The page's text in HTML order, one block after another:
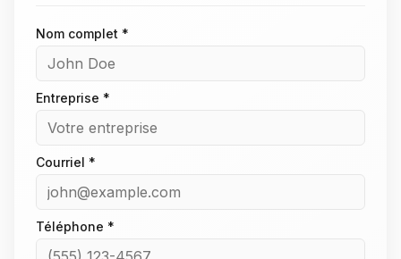
Nom complet *
Entreprise *
Courriel *
Téléphone *